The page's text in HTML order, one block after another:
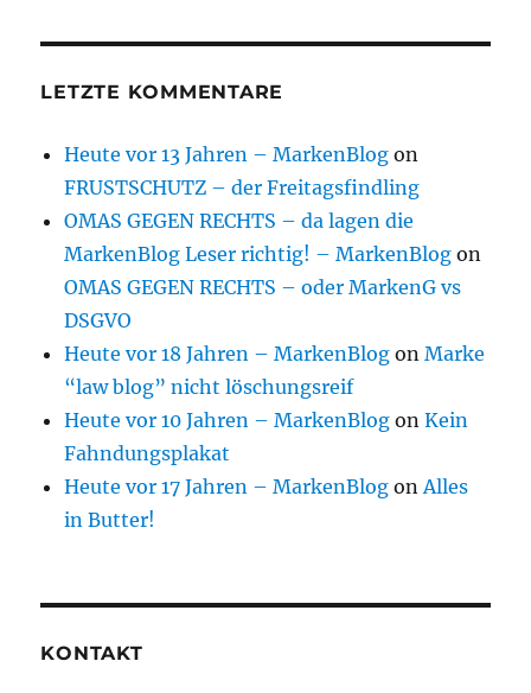
LETZTE KOMMENTARE
Heute vor 13 Jahren – MarkenBlog on
FRUSTSCHUTZ – der Freitagsfindling
OMAS GEGEN RECHTS – da lagen die
MarkenBlog Leser richtig! – MarkenBlog on
OMAS GEGEN RECHTS – oder MarkenG vs
DSGVO
Heute vor 18 Jahren – MarkenBlog onMarke
“law blog” nicht löschungsreif
Heute vor 10 Jahren – MarkenBlog onKein
Fahndungsplakat
Heute vor 17 Jahren – MarkenBlog onAlles
in Butter!
KONTAKT